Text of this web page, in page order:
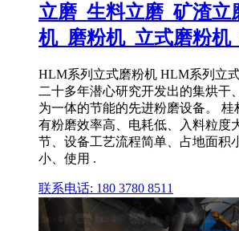
立磨_生料立磨_矿渣立
机_磨粉机_立式磨粉机
HLM系列立式磨粉机 HLM系列立
二十多年潜心研究开发出的集烘干
为一体的节能的先进粉磨设备。
有粉磨效率高、电耗低、入料粒度
节、设备工艺流程简单、占地面积
小、使用 .
联系电话: 180 3780 8511